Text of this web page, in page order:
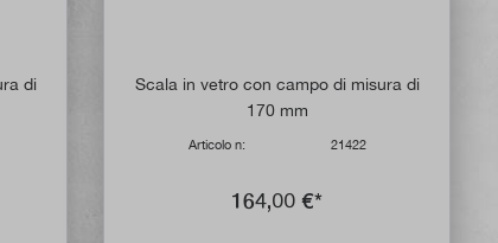
5 stelle
di
Scala in vetro con campo di misura di
170 mm
Articolo n: 21422
164,00 €*